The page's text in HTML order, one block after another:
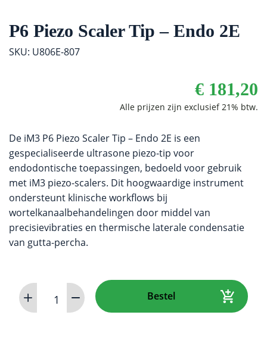
P6 Piezo Scaler Tip – Endo 2E
SKU: U806E-807
€ 181,20
De iM3 P6 Piezo Scaler Tip – Endo 2E is een
gespecialiseerde ultrasone piezo-tip voor
endodontische toepassingen, bedoeld voor gebruik
met iM3 piezo-scalers. Dit hoogwaardige instrument
ondersteunt klinische workflows bij
wortelkanaalbehandelingen door middel van
precisievibraties en thermische laterale condensatie
van gutta-percha.
P6
Piezo
Bestel